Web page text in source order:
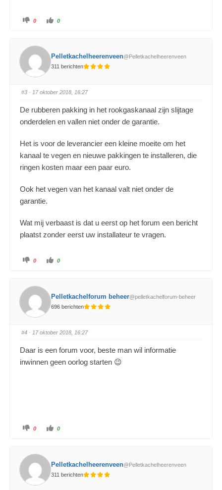
0 0
Pelletkachelheerenveen@Pelletkachelheerenveen
311 berichten
#3 · 17 oktober 2018, 16:27
De rubberen pakking in het rookgaskanaal zijn slijtage
onderdelen en vallen niet onder de garantie.
Het is voor de leverancier een kleine moeite om het
kanaal te vegen en nieuwe pakkingen te installeren, die
ringen kosten maar een paar euro.
Ook het vegen van het kanaal valt niet onder de
garantie.
Wat mij verbaast is dat u eerst op het forum een bericht
plaatst zonder eerst uw installateur te vragen.
0 0
Pelletkachelforum beheer@pelletkachelforum-beheer
696 berichten
#4 · 17 oktober 2018, 16:27
Daar is een forum voor, beste man wil informatie
inwinnen geen oorlog starten 😉
0 0
Pelletkachelheerenveen@Pelletkachelheerenveen
311 berichten